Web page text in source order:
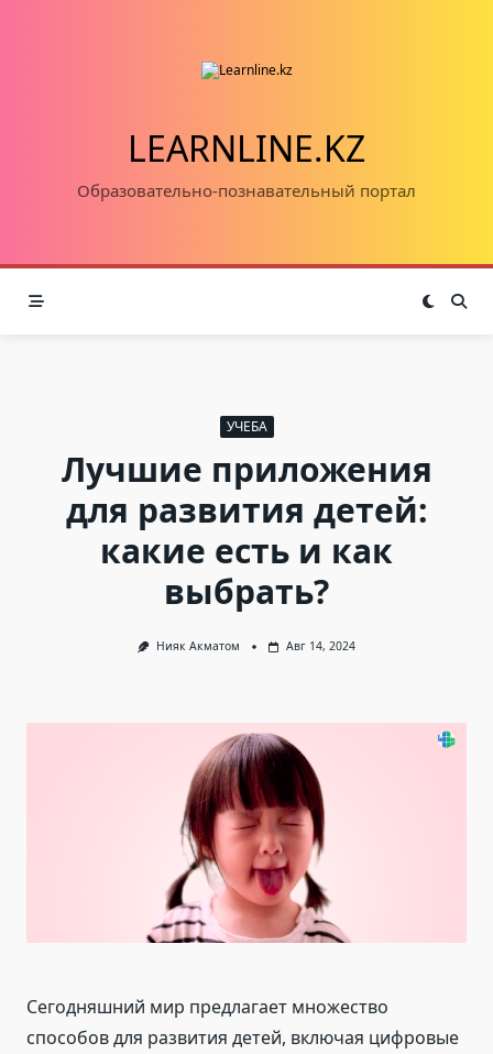
LEARNLINE.KZ
Образовательно-познавательный портал
УЧЕБА
Лучшие приложения
для развития детей:
какие есть и как
выбрать?
Нияк Акматом Авг 14, 2024
Сегодняшний мир предлагает множество
способов для развития детей, включая цифровые